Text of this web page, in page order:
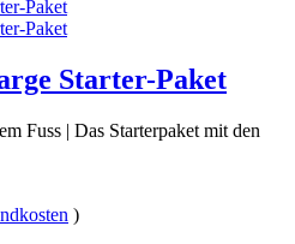
Starter-Paket
Fuss | Das Starterpaket mit den
)